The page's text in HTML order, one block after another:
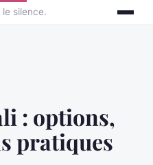
silence.
: options,
pratiques